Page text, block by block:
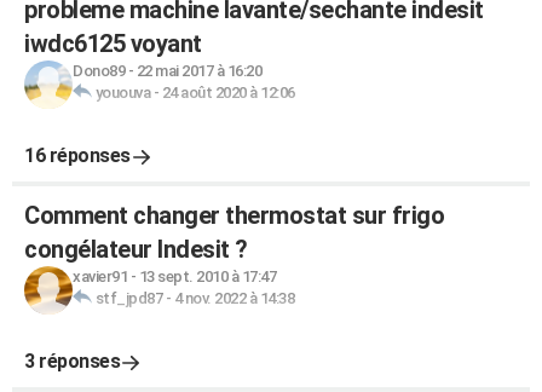
probleme machine lavante/sechante indesit
iwdc6125 voyant
Dono89- 22 mai 2017 à 16:20
yououva- 24 août 2020 à 12:06
16 réponses
Comment changer thermostat sur frigo
congélateur Indesit ?
xavier91 - 13 sept. 2010 à 17:47
stf_jpd87- 4 nov. 2022 à 14:38
3 réponses